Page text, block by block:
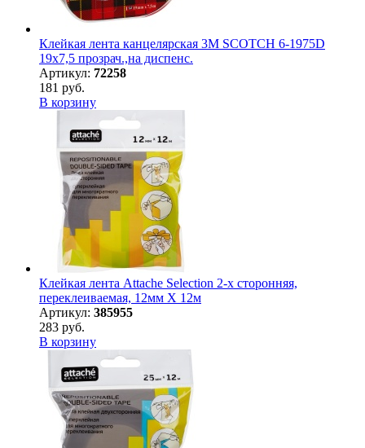
Клейкая лента канцелярская 3M SCOTCH 6-1975D
19х7,5 прозрач.,на диспенс.
Артикул: 72258
181 руб.
В корзину
Клейкая лента Attache Selection 2-х сторонняя,
переклеиваемая, 12мм Х 12м
Артикул: 385955
283 руб.
В корзину